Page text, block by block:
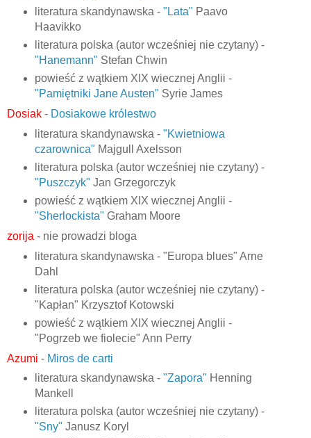
literatura skandynawska - "Lata" Paavo
Haavikko
literatura polska (autor wcześniej nie czytany) -
"Hanemann" Stefan Chwin
powieść z wątkiem XIX wiecznej Anglii -
"Pamiętniki Jane Austen" Syrie James
Dosiak - Dosiakowe królestwo
literatura skandynawska - "Kwietniowa
czarownica" Majgull Axelsson
literatura polska (autor wcześniej nie czytany) -
"Puszczyk" Jan Grzegorczyk
powieść z wątkiem XIX wiecznej Anglii -
"Sherlockista" Graham Moore
zorija - nie prowadzi bloga
literatura skandynawska - "Europa blues" Arne
Dahl
literatura polska (autor wcześniej nie czytany) -
"Kapłan" Krzysztof Kotowski
powieść z wątkiem XIX wiecznej Anglii -
"Pogrzeb we fiolecie" Ann Perry
Azumi - Miros de carti
literatura skandynawska - "Zapora" Henning
Mankell
literatura polska (autor wcześniej nie czytany) -
"Sny" Janusz Koryl